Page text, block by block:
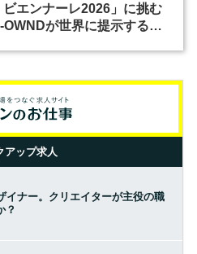
ビエンナーレ2026」に挑む
が世界に提示する美
アップ求人
イナー。クリエイターが主役の職
？